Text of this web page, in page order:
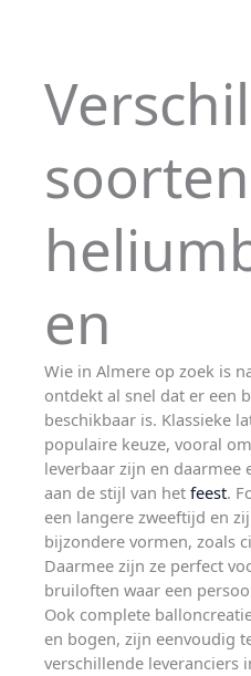
soorten
en
Wie in Almere op zoek is
ontdekt al snel dat er een
beschikbaar is. Klassieke
populaire keuze, vooral
leverbaar zijn en daarmee
aan de stijl van het feest.
een langere zweeftijd en
bijzondere vormen, zoals
Daarmee zijn ze perfect
bruiloften waar een
Ook complete
en bogen, zijn eenvoudig
verschillende leveranciers